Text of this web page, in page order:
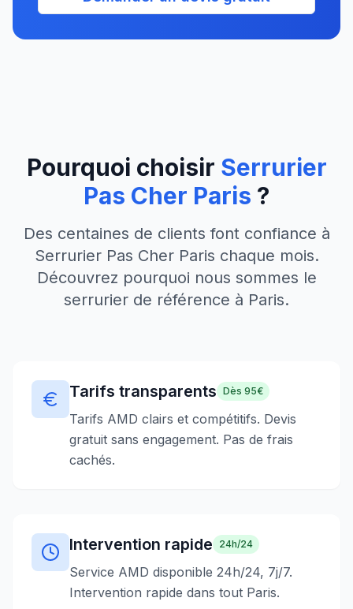
Pourquoi choisir Serrurier
Pas Cher Paris ?
Des centaines de clients font confiance à
Serrurier Pas Cher Paris chaque mois.
Découvrez pourquoi nous sommes le
serrurier de référence à Paris.
Tarifs transparents Dès 95€
Tarifs AMD clairs et compétitifs. Devis
gratuit sans engagement. Pas de frais
cachés.
Intervention rapide 24h/24
Service AMD disponible 24h/24, 7j/7.
Intervention rapide dans tout Paris.